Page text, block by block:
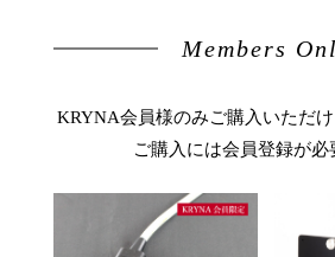
Members
KRYNA会員様のみご購入いただけ
ご購入には会員登録が必